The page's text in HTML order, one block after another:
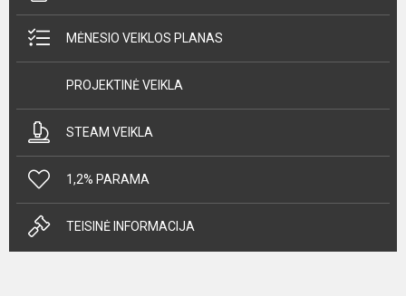
MĖNESIO VEIKLOS PLANAS
PROJEKTINĖ VEIKLA
STEAM VEIKLA
1,2% PARAMA
TEISINĖ INFORMACIJA